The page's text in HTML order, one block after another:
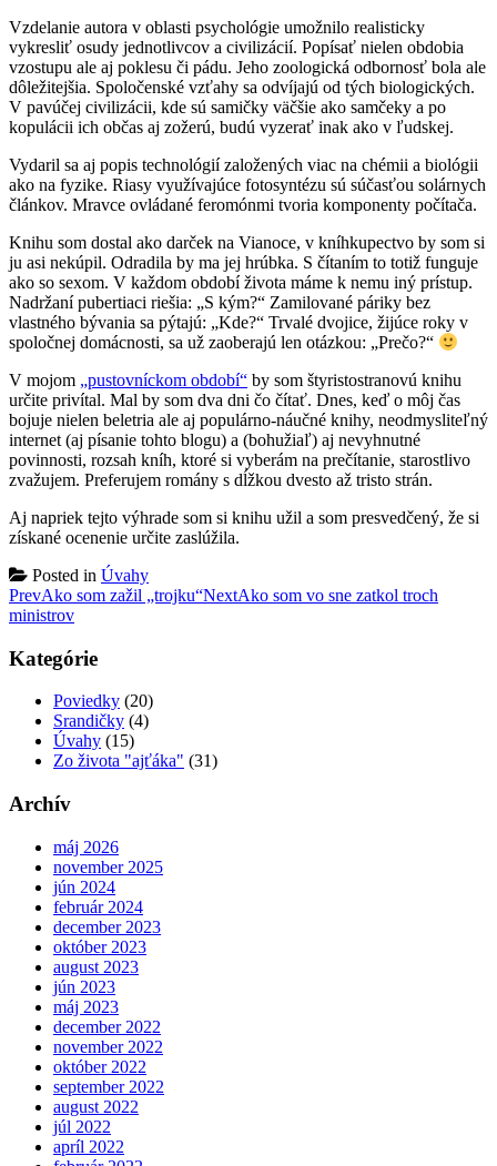
Vzdelanie autora v oblasti psychológie umožnilo realisticky
vykresliť osudy jednotlivcov a civilizácií. Popísať nielen obdobia
vzostupu ale aj poklesu či pádu. Jeho zoologická odbornosť bola ale
dôležitejšia. Spoločenské vzťahy sa odvíjajú od tých biologických.
V pavúčej civilizácii, kde sú samičky väčšie ako samčeky a po
kopulácii ich občas aj zožerú, budú vyzerať inak ako v ľudskej.
Vydaril sa aj popis technológií založených viac na chémii a biológii
ako na fyzike. Riasy využívajúce fotosyntézu sú súčasťou solárnych
článkov. Mravce ovládané feromónmi tvoria komponenty počítača.
Knihu som dostal ako darček na Vianoce, v kníhkupectvo by som si
ju asi nekúpil. Odradila by ma jej hrúbka. S čítaním to totiž funguje
ako so sexom. V každom období života máme k nemu iný prístup.
Nadržaní pubertiaci riešia: „S kým?“ Zamilované páriky bez
vlastného bývania sa pýtajú: „Kde?“ Trvalé dvojice, žijúce roky v
spoločnej domácnosti, sa už zaoberajú len otázkou: „Prečo?“
V mojom „pustovníckom období“ by som štyristostranovú knihu
určite privítal. Mal by som dva dni čo čítať. Dnes, keď o môj čas
bojuje nielen beletria ale aj populárno-náučné knihy, neodmysliteľný
internet (aj písanie tohto blogu) a (bohužiaľ) aj nevyhnutné
povinnosti, rozsah kníh, ktoré si vyberám na prečítanie, starostlivo
zvažujem. Preferujem romány s dĺžkou dvesto až tristo strán.
Aj napriek tejto výhrade som si knihu užil a som presvedčený, že si
získané ocenenie určite zaslúžila.
Posted in Úvahy
Post
navigation
PrevAko som zažil „trojku“NextAko som vo sne zatkol troch
ministrov
Kategórie
Poviedky (20)
Srandičky (4)
Úvahy (15)
Zo života "ajťáka" (31)
Archív
máj 2026
november 2025
jún 2024
február 2024
december 2023
október 2023
august 2023
jún 2023
máj 2023
december 2022
november 2022
október 2022
september 2022
august 2022
júl 2022
apríl 2022